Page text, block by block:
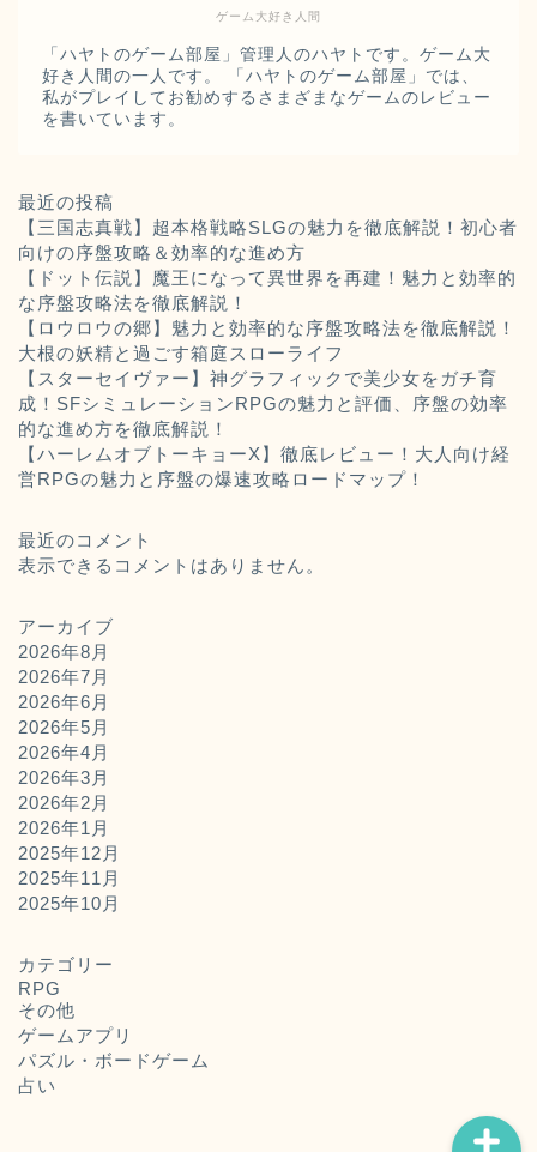
ゲーム大好き人間
「ハヤトのゲーム部屋」管理人のハヤトです。ゲーム大
好き人間の一人です。 「ハヤトのゲーム部屋」では、
私がプレイしてお勧めするさまざまなゲームのレビュー
を書いています。
最近の投稿
【三国志真戦】超本格戦略SLGの魅力を徹底解説！初心者
向けの序盤攻略＆効率的な進め方
【ドット伝説】魔王になって異世界を再建！魅力と効率的
な序盤攻略法を徹底解説！
【ロウロウの郷】魅力と効率的な序盤攻略法を徹底解説！
大根の妖精と過ごす箱庭スローライフ
【スターセイヴァー】神グラフィックで美少女をガチ育
成！SFシミュレーションRPGの魅力と評価、序盤の効率
的な進め方を徹底解説！
【ハーレムオブトーキョーX】徹底レビュー！大人向け経
営RPGの魅力と序盤の爆速攻略ロードマップ！
最近のコメント
表示できるコメントはありません。
アーカイブ
2026年8月
2026年7月
2026年6月
2026年5月
2026年4月
2026年3月
2026年2月
2026年1月
2025年12月
2025年11月
2025年10月
カテゴリー
RPG
その他
ゲームアプリ
パズル・ボードゲーム
占い